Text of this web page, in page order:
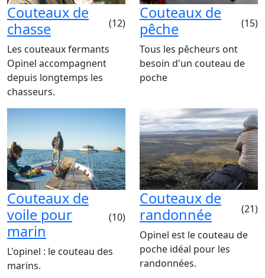
Couteaux de
chasse
(12)
Les couteaux fermants
Opinel accompagnent
depuis longtemps les
chasseurs.
Couteaux de
pêche
(15)
Tous les pêcheurs ont
besoin d'un couteau de
poche
Couteaux de
voile pour
marin
(10)
L'opinel : le couteau des
marins.
Couteaux de
randonnée
(21)
Opinel est le couteau de
poche idéal pour les
randonnées.